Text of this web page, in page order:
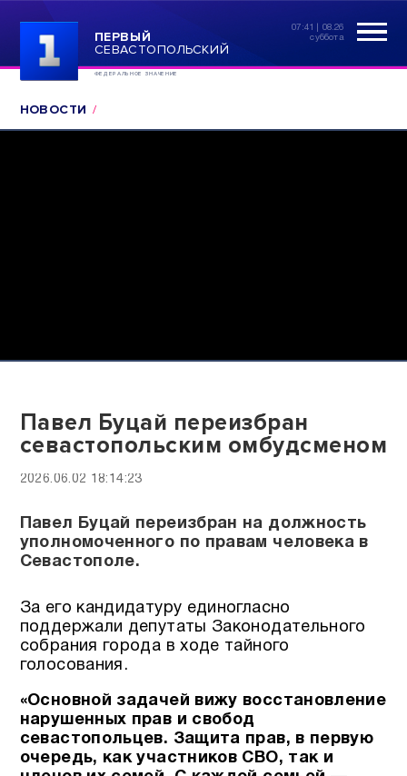
ПЕРВЫЙ
СЕВАСТОПОЛЬСКИЙ
ФЕДЕРАЛЬНОЕ ЗНАЧЕНИЕ
07:41 | 08.26
суббота
НОВОСТИ
Павел Буцай переизбран
севастопольским омбудсменом
2026.06.02 18:14:23
Павел Буцай переизбран на должность
уполномоченного по правам человека в
Севастополе.
За его кандидатуру единогласно
поддержали депутаты Законодательного
собрания города в ходе тайного
голосования.
«Основной задачей вижу восстановление
нарушенных прав и свобод
севастопольцев. Защита прав, в первую
очередь, как участников СВО, так и